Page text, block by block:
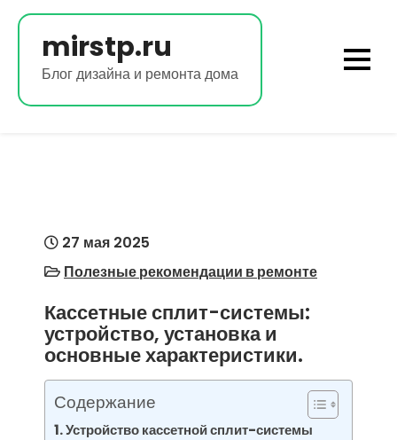
Перейти
содержимомуmirstp.ru
Блог дизайна и ремонта дома
27 мая 2025
Полезные рекомендации в ремонте
Кассетные сплит-системы:
устройство, установка и
основные характеристики.
Содержание
Устройство кассетной сплит-системы